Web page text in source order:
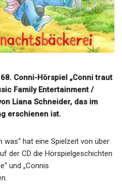
Conni-Hörspiel „Conni traut
Family Entertainment /
Liana Schneider, das im
erschienen ist.
was“ hat eine Spielzeit von über
der CD die Hörspielgeschichten
und „Connis